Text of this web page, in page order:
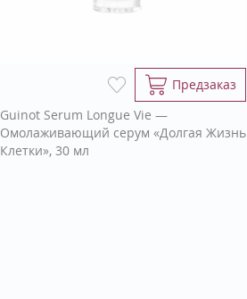
Предзаказ
Guinot Serum Longue Vie —
Омолаживающий серум «Долгая Жизнь
Клетки», 30 мл